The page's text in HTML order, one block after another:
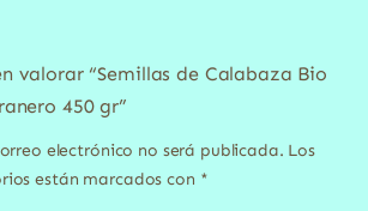
valorar “Semillas de Calabaza Bio
450 gr”
electrónico no será publicada. Los
están marcados con *